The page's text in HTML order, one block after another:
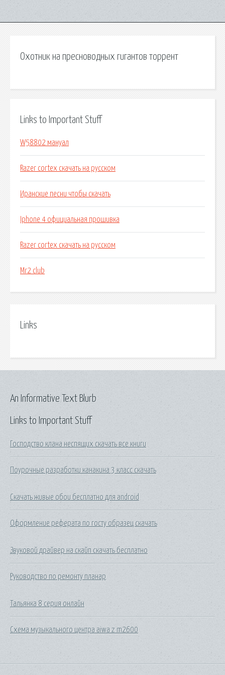
Охотник на пресноводных гигантов торрент
Links to Important Stuff
W58802 мануал
Razer cortex скачать на русском
Иранские песни чтобы скачать
Iphone 4 официальная прошивка
Razer cortex скачать на русском
Mr2 club
Links
Links to Important Stuff
Господство клана неспящих скачать все книги
Поурочные разработки канакина 3 класс скачать
Скачать живые обои бесплатно для android
Оформление реферата по госту образец скачать
Звуковой драйвер на скайп скачать бесплатно
Руководство по ремонту планар
Тальянка 8 серия онлайн
Схема музыкального центра aiwa z m2600
An Informative Text Blurb